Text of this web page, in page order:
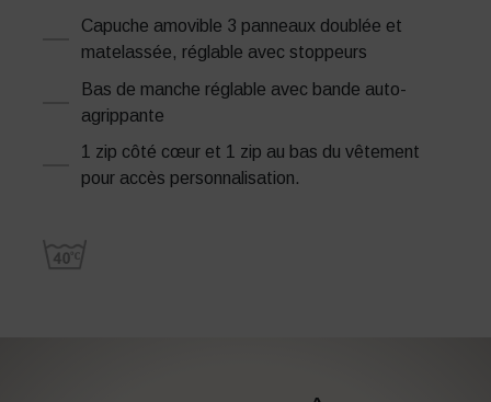
Capuche amovible 3 panneaux doublée et
matelassée, réglable avec stoppeurs
Bas de manche réglable avec bande auto-
agrippante
1 zip côté cœur et 1 zip au bas du vêtement
pour accès personnalisation.